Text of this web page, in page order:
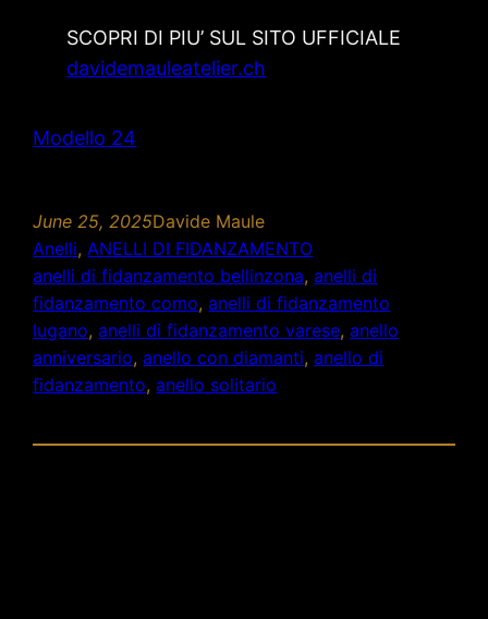
SCOPRI DI PIU’ SUL SITO UFFICIALE
davidemauleatelier.ch
Modello 24
June 25, 2025Davide Maule
Anelli, ANELLI DI FIDANZAMENTO
anelli di fidanzamento bellinzona, anelli di
fidanzamento como, anelli di fidanzamento
lugano, anelli di fidanzamento varese, anello
anniversario, anello con diamanti, anello di
fidanzamento, anello solitario